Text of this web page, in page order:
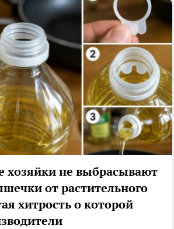
хозяйки не выбрасывают
от растительного
хитрость о которой